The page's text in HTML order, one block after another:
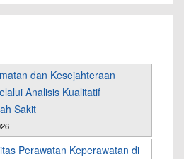
dan Kesejahteraan
Analisis Kualitatif
Sakit
Perawatan Keperawatan di